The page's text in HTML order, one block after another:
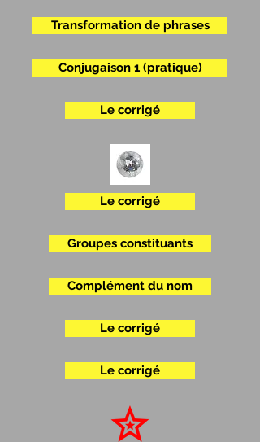
Transformation de phrases
Conjugaison 1 (pratique)
Le corrigé
Le corrigé
Groupes constituants
Complément du nom
Le corrigé
Le corrigé